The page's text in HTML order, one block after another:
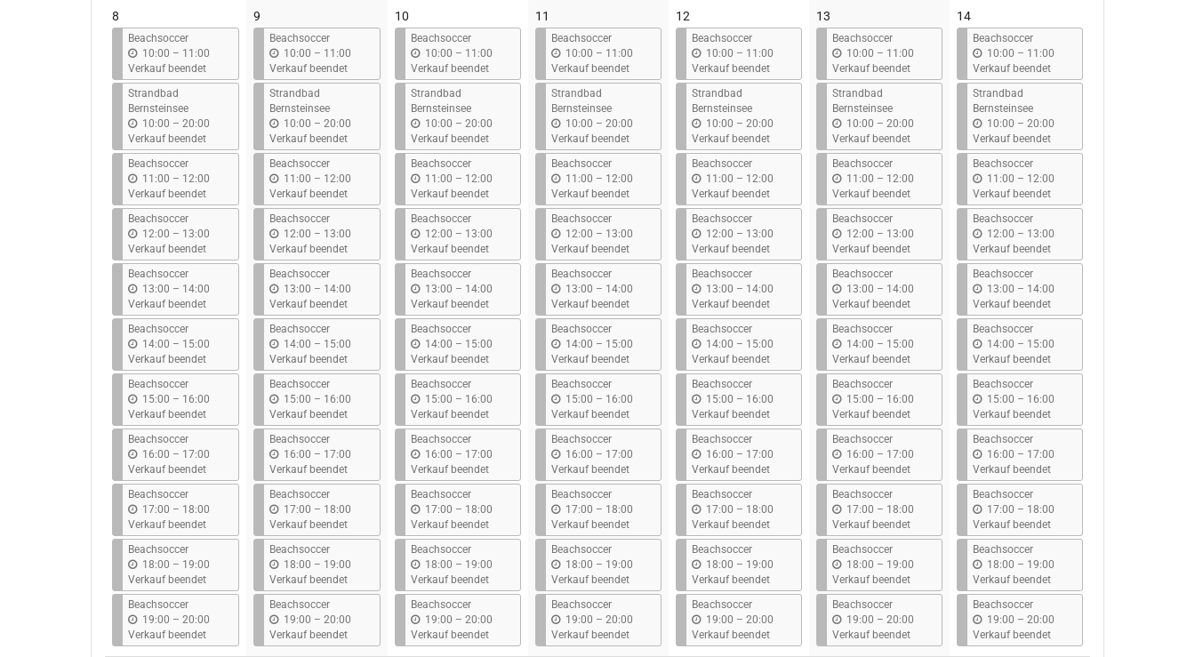
8
Beachsoccer
10:00 – b
i
s
11:00
Verkauf beendet
Strandbad
Bernsteinsee
10:00 – b
i
s
20:00
Verkauf beendet
Beachsoccer
11:00 – b
i
s
12:00
Verkauf beendet
Beachsoccer
12:00 – b
i
s
13:00
Verkauf beendet
Beachsoccer
13:00 – b
i
s
14:00
Verkauf beendet
Beachsoccer
14:00 – b
i
s
15:00
Verkauf beendet
Beachsoccer
15:00 – b
i
s
16:00
Verkauf beendet
Beachsoccer
16:00 – b
i
s
17:00
Verkauf beendet
Beachsoccer
17:00 – b
i
s
18:00
Verkauf beendet
Beachsoccer
18:00 – b
i
s
19:00
Verkauf beendet
Beachsoccer
19:00 – b
i
s
20:00
Verkauf beendet
9
Beachsoccer
10:00 – b
i
s
11:00
Verkauf beendet
Strandbad
Bernsteinsee
10:00 – b
i
s
20:00
Verkauf beendet
Beachsoccer
11:00 – b
i
s
12:00
Verkauf beendet
Beachsoccer
12:00 – b
i
s
13:00
Verkauf beendet
Beachsoccer
13:00 – b
i
s
14:00
Verkauf beendet
Beachsoccer
14:00 – b
i
s
15:00
Verkauf beendet
Beachsoccer
15:00 – b
i
s
16:00
Verkauf beendet
Beachsoccer
16:00 – b
i
s
17:00
Verkauf beendet
Beachsoccer
17:00 – b
i
s
18:00
Verkauf beendet
Beachsoccer
18:00 – b
i
s
19:00
Verkauf beendet
Beachsoccer
19:00 – b
i
s
20:00
Verkauf beendet
10
Beachsoccer
10:00 – b
i
s
11:00
Verkauf beendet
Strandbad
Bernsteinsee
10:00 – b
i
s
20:00
Verkauf beendet
Beachsoccer
11:00 – b
i
s
12:00
Verkauf beendet
Beachsoccer
12:00 – b
i
s
13:00
Verkauf beendet
Beachsoccer
13:00 – b
i
s
14:00
Verkauf beendet
Beachsoccer
14:00 – b
i
s
15:00
Verkauf beendet
Beachsoccer
15:00 – b
i
s
16:00
Verkauf beendet
Beachsoccer
16:00 – b
i
s
17:00
Verkauf beendet
Beachsoccer
17:00 – b
i
s
18:00
Verkauf beendet
Beachsoccer
18:00 – b
i
s
19:00
Verkauf beendet
Beachsoccer
19:00 – b
i
s
20:00
Verkauf beendet
11
Beachsoccer
10:00 – b
i
s
11:00
Verkauf beendet
Strandbad
Bernsteinsee
10:00 – b
i
s
20:00
Verkauf beendet
Beachsoccer
11:00 – b
i
s
12:00
Verkauf beendet
Beachsoccer
12:00 – b
i
s
13:00
Verkauf beendet
Beachsoccer
13:00 – b
i
s
14:00
Verkauf beendet
Beachsoccer
14:00 – b
i
s
15:00
Verkauf beendet
Beachsoccer
15:00 – b
i
s
16:00
Verkauf beendet
Beachsoccer
16:00 – b
i
s
17:00
Verkauf beendet
Beachsoccer
17:00 – b
i
s
18:00
Verkauf beendet
Beachsoccer
18:00 – b
i
s
19:00
Verkauf beendet
Beachsoccer
19:00 – b
i
s
20:00
Verkauf beendet
12
Beachsoccer
10:00 – b
i
s
11:00
Verkauf beendet
Strandbad
Bernsteinsee
10:00 – b
i
s
20:00
Verkauf beendet
Beachsoccer
11:00 – b
i
s
12:00
Verkauf beendet
Beachsoccer
12:00 – b
i
s
13:00
Verkauf beendet
Beachsoccer
13:00 – b
i
s
14:00
Verkauf beendet
Beachsoccer
14:00 – b
i
s
15:00
Verkauf beendet
Beachsoccer
15:00 – b
i
s
16:00
Verkauf beendet
Beachsoccer
16:00 – b
i
s
17:00
Verkauf beendet
Beachsoccer
17:00 – b
i
s
18:00
Verkauf beendet
Beachsoccer
18:00 – b
i
s
19:00
Verkauf beendet
Beachsoccer
19:00 – b
i
s
20:00
Verkauf beendet
13
Beachsoccer
10:00 – b
i
s
11:00
Verkauf beendet
Strandbad
Bernsteinsee
10:00 – b
i
s
20:00
Verkauf beendet
Beachsoccer
11:00 – b
i
s
12:00
Verkauf beendet
Beachsoccer
12:00 – b
i
s
13:00
Verkauf beendet
Beachsoccer
13:00 – b
i
s
14:00
Verkauf beendet
Beachsoccer
14:00 – b
i
s
15:00
Verkauf beendet
Beachsoccer
15:00 – b
i
s
16:00
Verkauf beendet
Beachsoccer
16:00 – b
i
s
17:00
Verkauf beendet
Beachsoccer
17:00 – b
i
s
18:00
Verkauf beendet
Beachsoccer
18:00 – b
i
s
19:00
Verkauf beendet
Beachsoccer
19:00 – b
i
s
20:00
Verkauf beendet
14
Beachsoccer
10:00 – b
i
s
11:00
Verkauf beendet
Strandbad
Bernsteinsee
10:00 – b
i
s
20:00
Verkauf beendet
Beachsoccer
11:00 – b
i
s
12:00
Verkauf beendet
Beachsoccer
12:00 – b
i
s
13:00
Verkauf beendet
Beachsoccer
13:00 – b
i
s
14:00
Verkauf beendet
Beachsoccer
14:00 – b
i
s
15:00
Verkauf beendet
Beachsoccer
15:00 – b
i
s
16:00
Verkauf beendet
Beachsoccer
16:00 – b
i
s
17:00
Verkauf beendet
Beachsoccer
17:00 – b
i
s
18:00
Verkauf beendet
Beachsoccer
18:00 – b
i
s
19:00
Verkauf beendet
Beachsoccer
19:00 – b
i
s
20:00
Verkauf beendet